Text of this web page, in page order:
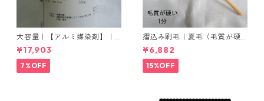
大容量｜【アルミ媒染剤】｜5
00g−5本入り｜塩化アルミニ
ウム
¥17,903
7%OFF
摺込み刷毛｜夏毛（毛質が硬
い）1分｜16本入り＊1セット
¥6,882
15%OFF